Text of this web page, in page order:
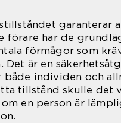
garanterar
förare har de
förmågor som
Det är en
både individen och
tillstånd skulle det
en person är